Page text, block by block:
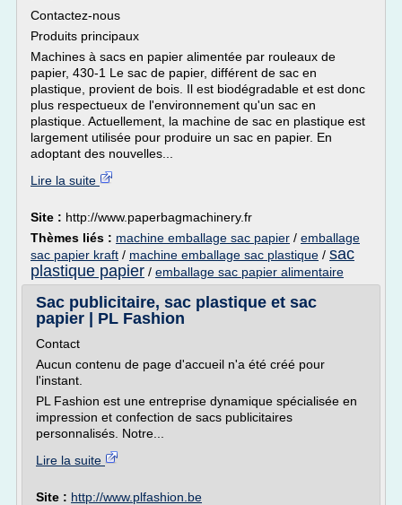
Contactez-nous
Produits principaux
Machines à sacs en papier alimentée par rouleaux de
papier, 430-1 Le sac de papier, différent de sac en
plastique, provient de bois. Il est biodégradable et est donc
plus respectueux de l'environnement qu'un sac en
plastique. Actuellement, la machine de sac en plastique est
largement utilisée pour produire un sac en papier. En
adoptant des nouvelles...
Lire la suite
Site : http://www.paperbagmachinery.fr
Thèmes liés : machine emballage sac papier / emballage
sac papier kraft / machine emballage sac plastique / sac
plastique papier / emballage sac papier alimentaire
Sac publicitaire, sac plastique et sac
papier | PL Fashion
Contact
Aucun contenu de page d'accueil n'a été créé pour
l'instant.
PL Fashion est une entreprise dynamique spécialisée en
impression et confection de sacs publicitaires
personnalisés. Notre...
Lire la suite
Site : http://www.plfashion.be